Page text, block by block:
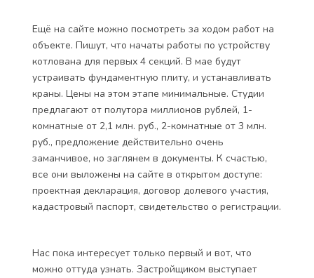
Ещё на сайте можно посмотреть за ходом работ на
объекте. Пишут, что начаты работы по устройству
котлована для первых 4 секций. В мае будут
устраивать фундаментную плиту, и устанавливать
краны. Цены на этом этапе минимальные. Студии
предлагают от полутора миллионов рублей, 1-
комнатные от 2,1 млн. руб., 2-комнатные от 3 млн.
руб., предложение действительно очень
заманчивое, но заглянем в документы. К счастью,
все они выложены на сайте в открытом доступе:
проектная декларация, договор долевого участия,
кадастровый паспорт, свидетельство о регистрации.
Нас пока интересует только первый и вот, что
можно оттуда узнать. Застройщиком выступает